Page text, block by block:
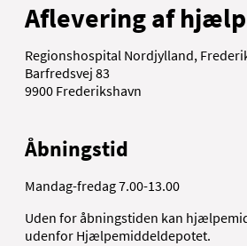
Aflevering af
Regionshospital Nordjylland,
Barfredsvej 83
9900 Frederikshavn
Åbningstid
Mandag-fredag 7.00-13.00
Uden for åbningstiden kan
udenfor Hjælpemiddeldepotet.